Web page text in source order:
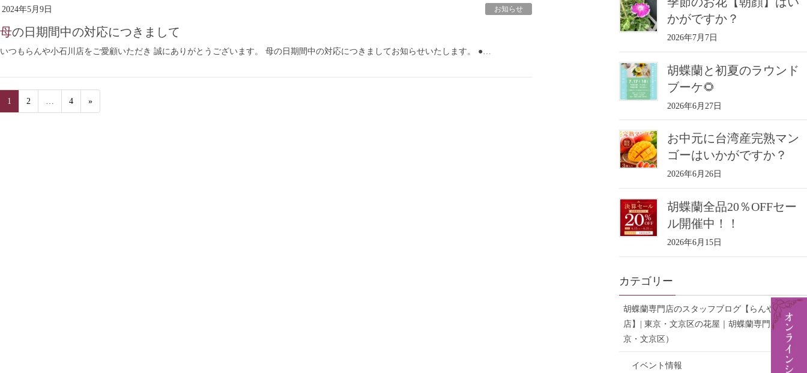
2024年5月9日 お知らせ
母の日期間中の対応につきまして
いつもらんや小石川店をご愛顧いただき 誠にありがとうございます。 母の日期間中の対応につきましてお知らせいたします。 ●…
1 2 4 »
かがですか？
2026年7月7日
胡蝶蘭と初夏のラウンド
ブーケ🌻
2026年6月27日
お中元に台湾産完熟マン
ゴーはいかがですか？
2026年6月26日
胡蝶蘭全品20％OFFセー
ル開催中！！
2026年6月15日
カテゴリー
胡蝶蘭専門店のスタッフブログ【らんや小石川
店】| 東京・文京区の花屋｜胡蝶蘭専門店（東
京・文京区）
イベント情報